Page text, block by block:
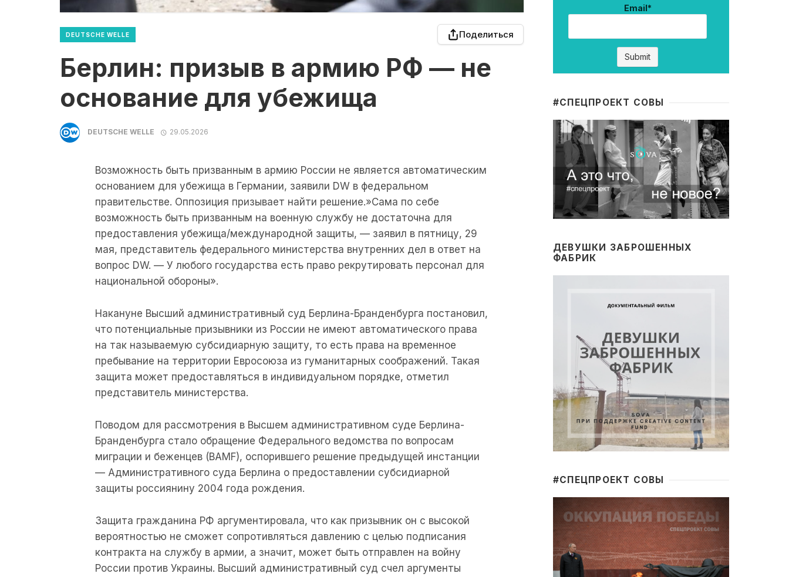
DEUTSCHE WELLE Поделиться
Берлин: призыв в армию РФ — не
основание для убежища
DEUTSCHE WELLE 29.05.2026
Возможность быть призванным в армию России не является автоматическим
основанием для убежища в Германии, заявили DW в федеральном
правительстве. Оппозиция призывает найти решение.»Сама по себе
возможность быть призванным на военную службу не достаточна для
предоставления убежища/международной защиты, — заявил в пятницу, 29
мая, представитель федерального министерства внутренних дел в ответ на
вопрос DW. — У любого государства есть право рекрутировать персонал для
национальной обороны».
Накануне Высший административный суд Берлина-Бранденбурга постановил,
что потенциальные призывники из России не имеют автоматического права
на так называемую субсидиарную защиту, то есть права на временное
пребывание на территории Евросоюза из гуманитарных соображений. Такая
защита может предоставляться в индивидуальном порядке, отметил
представитель министерства.
Поводом для рассмотрения в Высшем административном суде Берлина-
Бранденбурга стало обращение Федерального ведомства по вопросам
миграции и беженцев (BAMF), оспорившего решение предыдущей инстанции
— Административного суда Берлина о предоставлении субсидиарной
защиты россиянину 2004 года рождения.
Защита гражданина РФ аргументировала, что как призывник он с высокой
вероятностью не сможет сопротивляться давлению с целью подписания
контракта на службу в армии, а значит, может быть отправлен на войну
России против Украины. Высший административный суд счел аргументы
Email*
#CПЕЦПРОЕКТ СОВЫ
ДЕВУШКИ ЗАБРОШЕННЫХ
ФАБРИК
#CПЕЦПРОЕКТ СОВЫ